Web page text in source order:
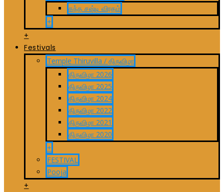
கந்த சஷ்டி விரதம்
+
+
Festivals
Temple Thiruvilla / திருவிழா
திருவிழா 2026
திருவிழா 2025
திருவிழா 2024
திருவிழா 2022
திருவிழா 2021
திருவிழா 2020
+
FESTIVAL
Pooja
+